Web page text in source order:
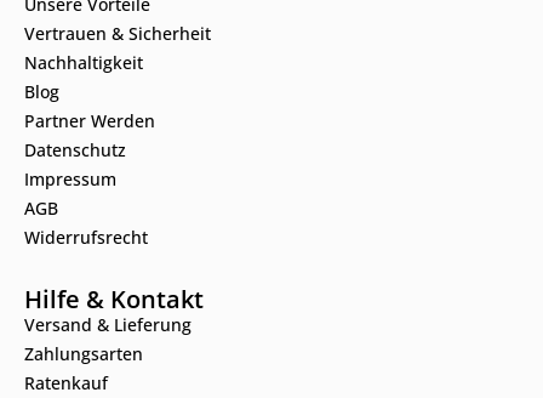
Vertrauen & Sicherheit
Nachhaltigkeit
Blog
Partner Werden
Datenschutz
Impressum
AGB
Widerrufsrecht
Hilfe & Kontakt
Versand & Lieferung
Zahlungsarten
Ratenkauf